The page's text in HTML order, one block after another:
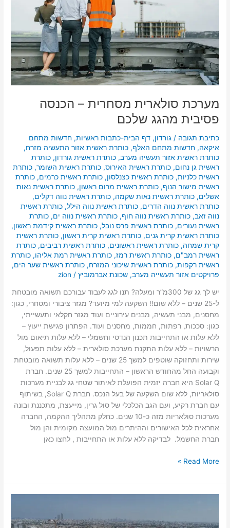
מערכת סולארית מסחרית – הכנסה
פסיבית מהגג שלכם
כתיבת תגובה /גורדון,דף הבית-כתבות ראשיות,חדשות מתחם
איקאה,חדשות מתחם האלף,כותרת ראשית אזור התעשיה מזרח,
כותרת ראשית אזור תעשיה מערב,כותרת ראשית גורדון,כותרת
ראשית גן נחום,כותרת ראשית האירוס,כותרת ראשית השומר,כותרת
ראשית כלניות,כותרת ראשית כצנלסון,כותרת ראשית כרמים,כותרת
ראשית מישור הנוף,כותרת ראשית מרום ראשון,כותרת ראשית נאות
אשלים,כותרת ראשית נאות שקמה,כותרת ראשית נווה דקלים,
כותרת ראשית נווה הדרים,כותרת ראשית נווה הילל,כותרת ראשית
נווה זאב,כותרת ראשית נווה חוף,כותרת ראשית נווה ים,כותרת
ראשית נעורים,כותרת ראשית פרס נובל,כותרת ראשית קידמת ראשון,
כותרת ראשית קרית גנים,כותרת ראשית קרית ראשון,כותרת ראשית
קרית שמחה,כותרת ראשית ראשונים,כותרת ראשית רביבים,כותרת
ראשית רמב"ם,כותרת ראשית רמז,כותרת ראשית רמת אליהו,כותרת
ראשית רקפות,כותרת ראשית שיכוני המזרח,כותרת ראשית שער הים,
פרויקטים אזור תעשייה מערב,שכונת אברמוביץ /
zion
יש לך גג של 300מ”ר ומעלה? תנו לגג לעבוד עבורכם תשואה מובטחת
ל-25 שנים – ללא שום!! השקעה למי מיועד? מגזר ציבורי ומסחרי, כגון:
מחסנים, מבני תעשיה, מבנים עירוניים ועוד מגזר חקלאי ותעשייתי,
כגון: סככות, רפתות, חממות, מחסנים ועוד. הפתרון פגישת ייעוץ –
ללא עלות או התחייבות תכנון הנדסי וחשמלי – ללא עלות תיאום מול
הרשויות – ללא עלות התקנת מערכת סולארית – ללא עלות תפעול,
שירות ותחזוקה שוטפים למשך 25 שנים – ללא עלות תשואה מובטחת
וקבועה החל מהחודש הראשון – התחייבות למשך 25 שנים. חברת
Solar Q היא חברה יזמית הפועלת לאיתור שטחי גג לבניית מערכות
סולאריות, ללא שום השקעה של בעל הנכס. חברת Solar Q, בשיתוף
עם חברת רקיע, ועם הגב הכלכלי של סול גרין, מייעצת, מתכננת ובונה
מערכות סולאריות מזה כ-10 שנים. כחלק מתהליך ההקמה, החברה
אחראית לכל האישורים וההיתרים מול המועצה מקומית והן מול
חברת החשמל. לבדיקה ללא עלות או התחייבות , לחצו כאן
שלכם
Read More »
לנד